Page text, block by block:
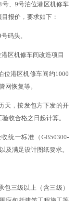
号、9号泊位港区机修车
报价，要求如下：
码头。
区机修车间改造项目
位港区机修车间约1000
网恢复等。
天，按发包方下发的开
收合格之日起计算。
统一标准（ GB50300-
及满足设计图纸要求。
包三级以上（含三级）